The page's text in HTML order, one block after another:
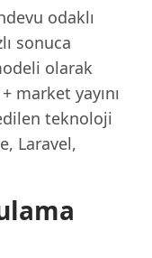
odaklı
sonuca
olarak
market yayını
teknoloji
Laravel,